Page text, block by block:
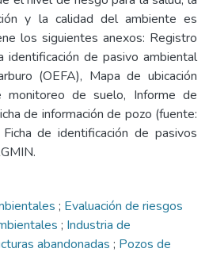
y la calidad del ambiente es
los siguientes anexos: Registro
identificación de pasivo ambiental
(OEFA), Mapa de ubicación
monitoreo de suelo, Informe de
de información de pozo (fuente:
de identificación de pasivos
; Evaluación de riesgos
; Industria de
abandonadas ; Pozos de